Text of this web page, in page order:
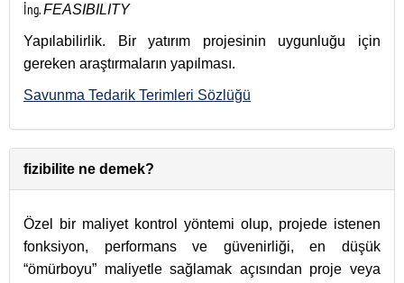
İng.FEASIBILITY
Yapılabilirlik. Bir yatırım projesinin uygunluğu için
gereken araştırmaların yapılması.
Savunma Tedarik Terimleri Sözlüğü
fizibilite ne demek?
Özel bir maliyet kontrol yöntemi olup, projede istenen
fonksiyon, performans ve güvenirliği, en düşük
“ömürboyu” maliyetle sağlamak açısından proje veya